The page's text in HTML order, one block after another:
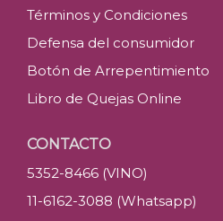
Términos y Condiciones
Defensa del consumidor
Botón de Arrepentimiento
Libro de Quejas Online
CONTACTO
5352-8466 (VINO)
11-6162-3088 (Whatsapp)